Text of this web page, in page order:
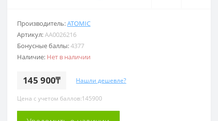
Производитель:ATOMIC
Артикул:AA0026216
Бонусные баллы:4377
Наличие: Нет в наличии
145 900₸ Нашли дешевле?
Цена с учетом баллов:145900